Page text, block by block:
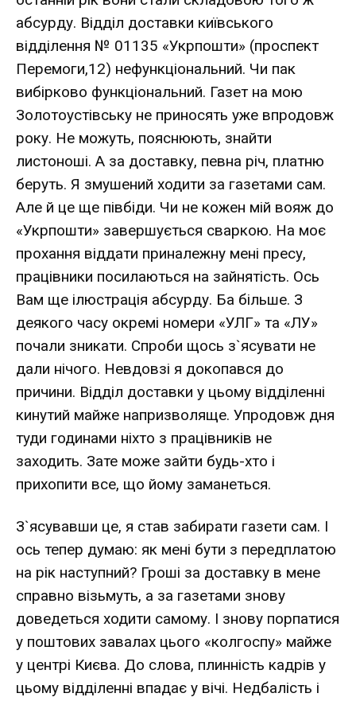
абсурду. Відділ доставки київського
відділення № 01135 «Укрпошти» (проспект
Перемоги,12) нефункціональний. Чи пак
вибірково функціональний. Газет на мою
Золотоустівську не приносять уже впродовж
року. Не можуть, пояснюють, знайти
листоноші. А за доставку, певна річ, платню
беруть. Я змушений ходити за газетами сам.
Але й це ще півбіди. Чи не кожен мій вояж до
«Укрпошти» завершується сваркою. На моє
прохання віддати приналежну мені пресу,
працівники посилаються на зайнятість. Ось
Вам ще ілюстрація абсурду. Ба більше. З
деякого часу окремі номери «УЛГ» та «ЛУ»
почали зникати. Спроби щось з`ясувати не
дали нічого. Невдовзі я докопався до
причини. Відділ доставки у цьому відділенні
кинутий майже напризволяще. Упродовж дня
туди годинами ніхто з працівників не
заходить. Зате може зайти будь-хто і
прихопити все, що йому заманеться.
З`ясувавши це, я став забирати газети сам. І
ось тепер думаю: як мені бути з передплатою
на рік наступний? Гроші за доставку в мене
справно візьмуть, а за газетами знову
доведеться ходити самому. І знову порпатися
у поштових завалах цього «колгоспу» майже
у центрі Києва. До слова, плинність кадрів у
цьому відділенні впадає у вічі. Недбалість і